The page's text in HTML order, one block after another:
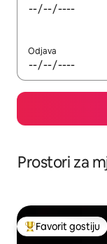
Odjava
Prostori za
Glavni favorit
Favorit gostiju